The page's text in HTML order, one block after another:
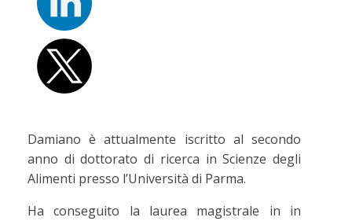
Damiano è attualmente iscritto al secondo
anno di dottorato di ricerca in Scienze degli
Alimenti presso l’Università di Parma.
Ha conseguito la laurea magistrale in in